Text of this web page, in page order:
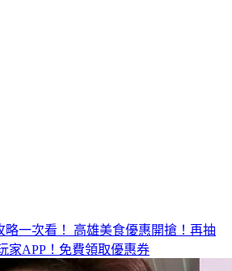
一次看！ 高雄美食優惠開搶！再抽
家APP！免費領取優惠券